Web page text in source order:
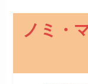
ノミ・